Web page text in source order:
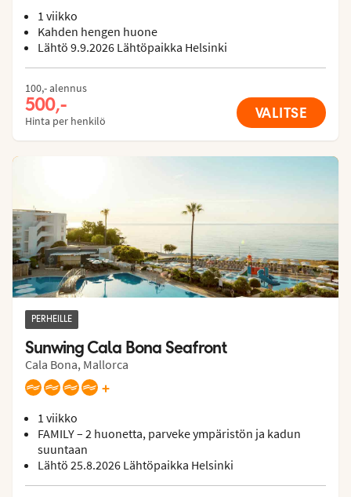
1 viikko
Kahden hengen huone
Lähtö 9.9.2026 Lähtöpaikka Helsinki
100,- alennus
500,-
Hinta per henkilö VALITSE
PERHEILLE
Sunwing Cala Bona Seafront
Cala Bona, Mallorca
+
1 viikko
FAMILY – 2 huonetta, parveke ympäristön ja kadun
suuntaan
Lähtö 25.8.2026 Lähtöpaikka Helsinki